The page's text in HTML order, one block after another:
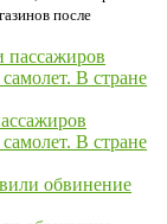
после
В стране